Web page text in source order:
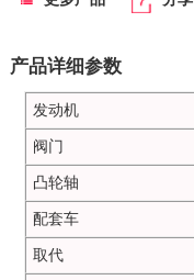
产品详细参数
发动机
阀门
凸轮轴
配套车
取代